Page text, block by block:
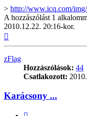
> http://www.icq.com/
A hozzászólást 1
2010.12.22. 20:16-kor.
zFlag
Hozzászólások: 44
Csatlakozott:
Karácsony ...